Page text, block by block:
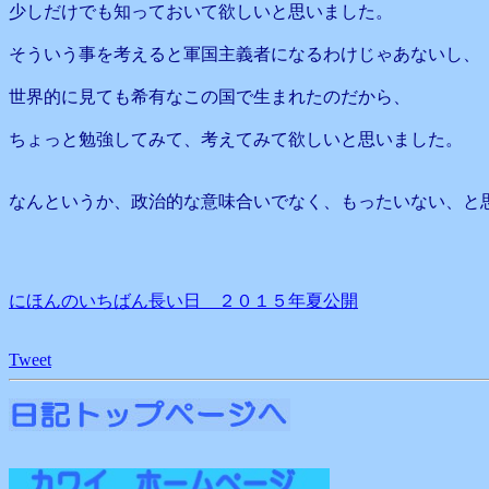
少しだけでも知っておいて欲しいと思いました。
そういう事を考えると軍国主義者になるわけじゃあないし、
世界的に見ても希有なこの国で生まれたのだから、
ちょっと勉強してみて、考えてみて欲しいと思いました。
なんというか、政治的な意味合いでなく、もったいない、と
にほんのいちばん長い日 ２０１５年夏公開
Tweet